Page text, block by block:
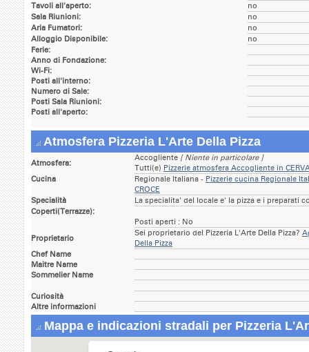
Tavoli all'aperto:
no
Sala Riunioni:
no
Aria Fumatori:
no
Alloggio Disponibile:
no
Ferie:
Anno di Fondazione:
Wi-Fi:
Posti all'interno:
Numero di Sale:
Posti Sala Riunioni:
Posti all'aperto:
Atmosfera Pizzeria L'Arte Della Pizza
Atmosfera:
Accogliente [ Niente in particolare ]
Tutti(e) Pizzerie atmosfera Accogliente in
Cucina
Regionale Italiana - Pizzerie cucina Regionale
CROCE
Specialità
La specialita' del locale e' la pizza e i preparati
Coperti(Terrazze):
Posti aperti : No
Proprietario
Sei proprietario del Pizzeria L'Arte Della Pizza?
Della Pizza
Chef Name
Maitre Name
Sommelier Name
Curiosità
Altre informazioni
Mappa e indicazioni stradali per Pizzeria